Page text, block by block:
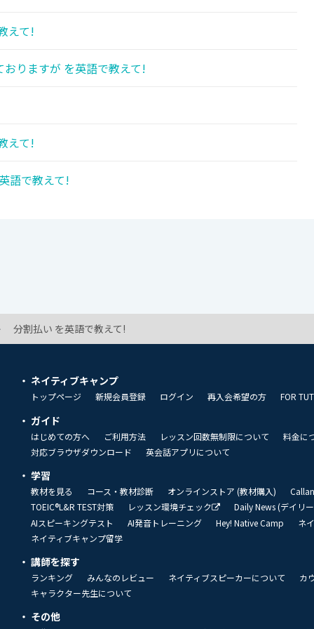
えて!
りますが を英語で教えて!
えて!
語で教えて!
分割払い を英語で教えて!
ネイティブキャンプ
トップページ 新規会員登録 ログイン 再入会希望の方 FOR
ガイド
はじめての方へ ご利用方法 レッスン回数無制限について
料金に
対応ブラウザダウンロード
英会話アプリについて
学習
教材を見る コース・教材診断 オンラインストア (教材購入)
TOEIC®L&R TEST対策
レッスン環境チェック
Daily News (デイリ
AIスピーキングテスト
AI発音トレーニング Hey! Native Camp
ネ
ネイティブキャンプ留学
講師を探す
ランキング みんなのレビュー ネイティブスピーカーについて
カ
キャラクター先生について
その他